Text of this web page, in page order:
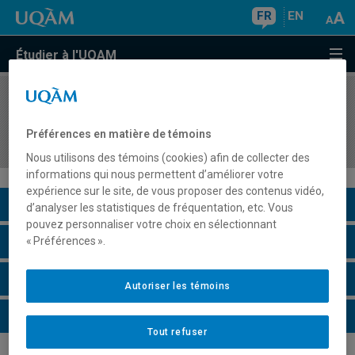
FR EN
Étudier à l'UQAM
COURS//
des relations du travail
Description du cours
Horaire - Été 2026
Horaire - Automne 2026
Horaire - Hiver 2027
Préférences en matière de témoins
Nous utilisons des témoins (cookies) afin de collecter des
informations qui nous permettent d’améliorer votre
expérience sur le site, de vous proposer des contenus vidéo,
d’analyser les statistiques de fréquentation, etc. Vous
pouvez personnaliser votre choix en sélectionnant
« Préférences ».
Tout refuser
Autoriser les témoins